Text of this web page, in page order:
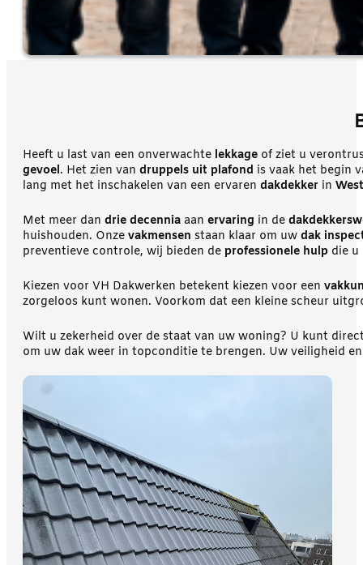
Heeft u last van een onverwachte lekkage of ziet u
gevoel. Het zien van druppels uit plafond is vaak het begin
lang met het inschakelen van een ervaren dakdekker in
Met meer dan drie decennia aan ervaring in de
huishouden. Onze vakmensen staan klaar om uw dak
preventieve controle, wij bieden de professionele hulp die u
Kiezen voor VH Dakwerken betekent kiezen voor een
zorgeloos kunt wonen. Voorkom dat een kleine scheur
Wilt u zekerheid over de staat van uw woning? U kunt
om uw dak weer in topconditie te brengen. Uw veiligheid